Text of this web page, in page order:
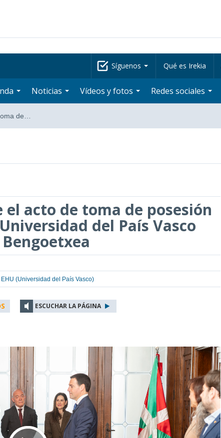
Síguenos Qué es Irekia
Noticias Vídeos y fotos Redes sociales
de…
acto de toma de posesión
del País Vasco
EHU (Universidad del País Vasco)
ESCUCHAR LA PÁGINA